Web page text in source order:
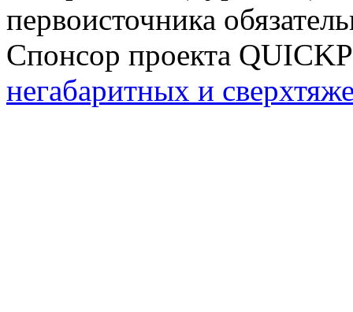
первоисточника
Спонсор проекта
негабаритных и